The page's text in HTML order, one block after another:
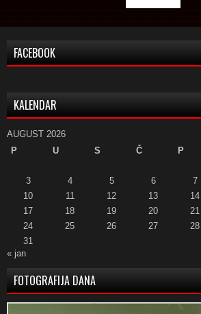
FACEBOOK
KALENDAR
AUGUST 2026
P
U S Č P
3
4 5 6 7
10
11 12 13 14
17
18 19 20 21
24
25 26 27 28
31
« jan
FOTOGRAFIJA DANA